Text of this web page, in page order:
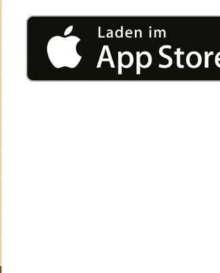
Broschüren und Informationsflyer
Familienzeit gesund gestalten